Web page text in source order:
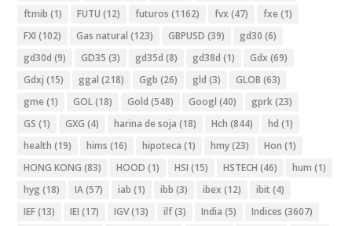
ftmib (1) FUTU (12) futuros (1162) fvx (47) fxe (1)
FXI (102) Gas natural (123) GBPUSD (39) gd30 (6)
gd30d (9) GD35 (3) gd35d (8) gd38d (1) Gdx (69)
Gdxj (15) ggal (218) Ggb (26) gld (3) GLOB (63)
gme (1) GOL(18) Gold (548) Googl (40) gprk(23)
GS (1) GXG (4) harina de soja (18) Hch (844) hd (1)
health (19) hims (16) hipoteca (1) hmy(23) Hon (1)
HONG KONG (83) HOOD (1) HSI (15) HSTECH (46) hum (1)
hyg (18) IA(57) iab (1) ibb (3) ibex (12) ibit (4)
IEF(13) IEI (17) IGV(13) ilf(3) India (5) Indices (3607)